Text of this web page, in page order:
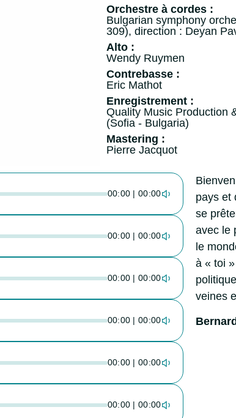
Orchestre à cordes :
Bulgarian symphony
309), direction : Deyan
Alto :
Wendy Ruymen
Contrebasse :
Eric Mathot
Enregistrement :
Quality Music Production
(Sofia - Bulgaria)
Mastering :
Pierre Jacquot
00:00 | 00:00
00:00 | 00:00
00:00 | 00:00
00:00 | 00:00
00:00 | 00:00
00:00 | 00:00
pays et
se
avec le
le
à « toi
veines